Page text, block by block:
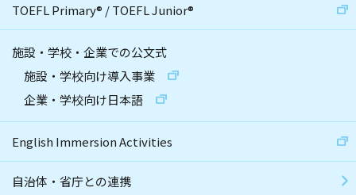
TOEFL Primary® /TOEFL Junior®
施設・学校・企業での公文式
施設・学校向け導入事業
企業・学校向け日本語
English Immersion Activities
自治体・省庁との連携